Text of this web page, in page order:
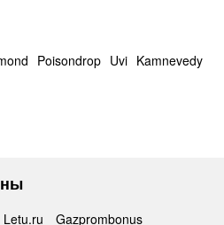
Poisondrop Uvi Kamnevedy
Letu.ru
Gazprombonus